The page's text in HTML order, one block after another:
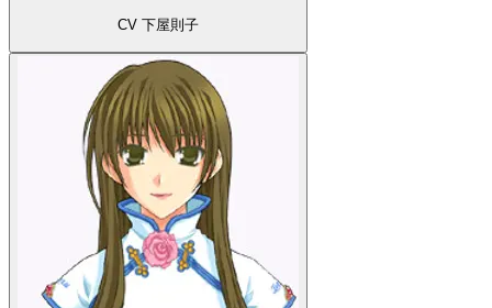
CV 下屋則子